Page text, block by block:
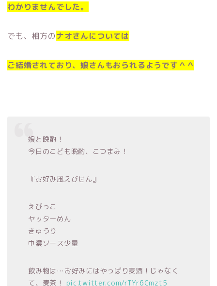
わかりませんでした。
でも、相方のナオさんについては
ご結婚されており、娘さんもおられるようです＾＾
娘と晩酌！
今日のこども晩酌、こつまみ！
『お好み風えびせん』
えびっこ
ヤッターめん
きゅうり
中濃ソース少量
飲み物は…お好みにはやっぱり麦酒！じゃなく
て、麦茶！ pic.twitter.com/rTYr6Cmzt5